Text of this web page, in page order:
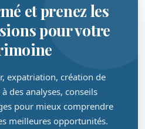
et prenez les
pour votre
expatriation, création de
des analyses, conseils
pour mieux comprendre
meilleures opportunités.